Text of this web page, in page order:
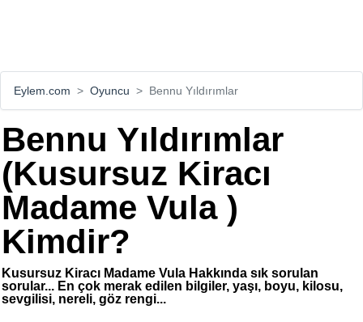
Eylem.com Oyuncu Bennu Yıldırımlar
Bennu Yıldırımlar
(Kusursuz Kiracı
Madame Vula )
Kimdir?
Kusursuz Kiracı Madame Vula Hakkında sık sorulan
sorular... En çok merak edilen bilgiler, yaşı, boyu, kilosu,
sevgilisi, nereli, göz rengi...